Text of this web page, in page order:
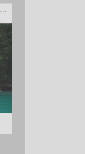
Rafting Tara Montenegro - Nezaboravna avantura na rijeci Tari tijekom tjedna